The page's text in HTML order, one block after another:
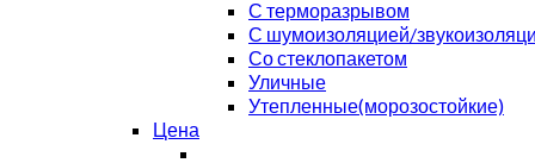
С терморазрывом
С шумоизоляцией/
Со стеклопакетом
Уличные
Утепленные(морозостойкие)
Цена